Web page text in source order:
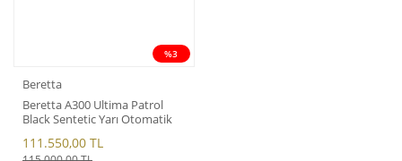
%3
Beretta
Beretta A300 Ultima Patrol
Black Sentetic Yarı Otomatik
111.550,00 TL